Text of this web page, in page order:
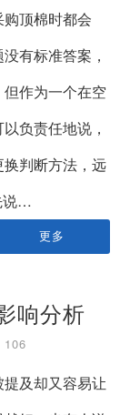
顶棉时都会
有标准答案，
作为一个在空
负责任地说，
判断方法，远
说…
更多
响分析
106
及却又容易让